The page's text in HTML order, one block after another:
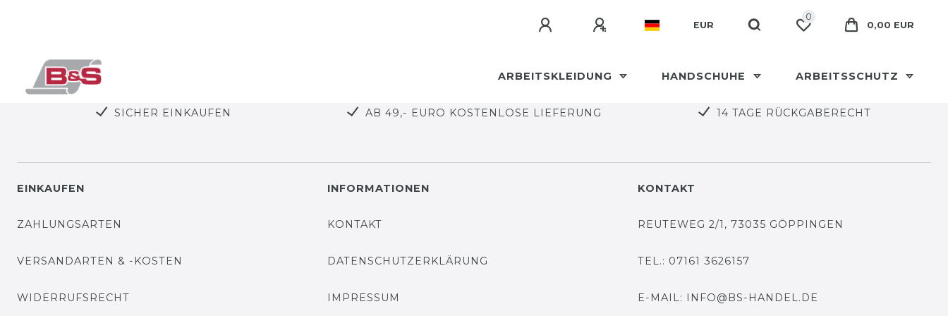
EUR
0
0,00 EUR
ARBEITSKLEIDUNG HANDSCHUHE ARBEITSSCHUTZ
SICHER EINKAUFEN AB 49,- EURO KOSTENLOSE LIEFERUNG 14 TAGE RÜCKGABERECHT
EINKAUFEN
ZAHLUNGSARTEN
VERSANDARTEN & -KOSTEN
WIDERRUFSRECHT
INFORMATIONEN
KONTAKT
DATENSCHUTZERKLÄRUNG
IMPRESSUM
KONTAKT
REUTEWEG 2/1, 73035 GÖPPINGEN
TEL.: 07161 3626157
E-MAIL: INFO@BS-HANDEL.DE